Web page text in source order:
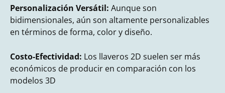
Personalización Versátil: Aunque son
bidimensionales, aún son altamente personalizables
en términos de forma, color y diseño.
Costo-Efectividad: Los llaveros 2D suelen ser más
económicos de producir en comparación con los
modelos 3D